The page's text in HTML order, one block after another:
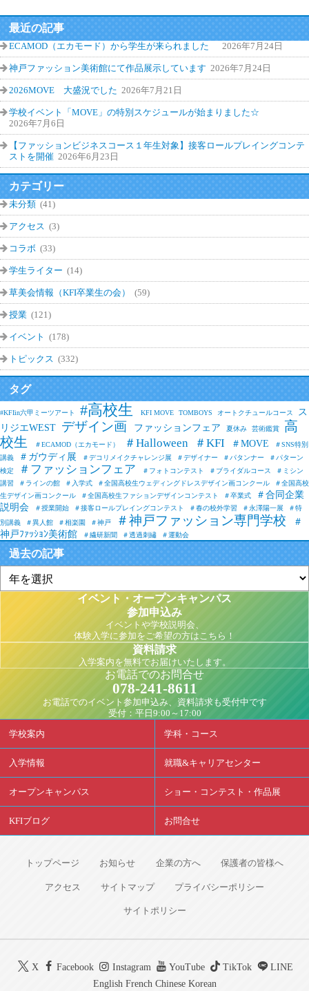
最近の記事
ECAMOD（エカモード）から学生が来られました 2026年7月24日
神戸ファッション美術館にて作品展示しています 2026年7月24日
2026MOVE 大盛況でした 2026年7月21日
学校イベント「MOVE」の特別スケジュールが始まりました☆
2026年7月6日
【ファッションビジネスコース１年生対象】接客ロールプレイングコンテ
ストを開催 2026年6月23日
カテゴリー
未分類 (41)
アクセス (3)
コラボ (33)
学生ライター (14)
草美会情報（KFI卒業生の会） (59)
授業 (121)
イベント (178)
トピックス (332)
タグ
#KFIin六甲ミーツアート #高校生 KFI MOVE TOMBOYS オートクチュールコース
ス
リジエWEST デザイン画 ファッションフェア 夏休み 芸術鑑賞
高
校生
＃ECAMOD（エカモード） ＃Halloween ＃KFI ＃MOVE
＃SNS特別
講義
＃ガウディ展 ＃デコリメイクチャレンジ展 ＃デザイナー ＃パタンナー
＃パターン
検定
＃ファッションフェア ＃フォトコンテスト ＃ブライダルコース
＃ミシン
講習
＃ラインの館 ＃入学式 ＃全国高校生ウェディングドレスデザイン画コンクール
＃全国高校
生デザイン画コンクール
＃全国高校生ファションデザインコンテスト ＃卒業式
＃合同企業
説明会
＃授業開始 ＃接客ロールプレイングコンテスト ＃春の校外学習 ＃永澤陽一展
＃特
別講義
＃異人館 ＃相楽園 ＃神戸 ＃神戸ファッション専門学校
＃
神戸ﾌｧｯｼｮﾝ美術館
＃繊研新聞 ＃透過刺繡 ＃運動会
過去の記事
イベント・オープンキャンパス
参加申込み
イベントや学校説明会、
体験入学に参加をご希望の方はこちら！
資料請求
入学案内を無料でお届けいたします。
お電話でのお問合せ
078-241-8611
お電話でのイベント参加申込み、資料請求も受付中です
受付：平日9:00～17:00
学校案内 学科・コース
入学情報 就職&キャリアセンター
オープンキャンパス ショー・コンテスト・作品展
KFIブログ お問合せ
トップページ お知らせ 企業の方へ 保護者の皆様へ
アクセス サイトマップ プライバシーポリシー
サイトポリシー
X Facebook Instagram YouTube TikTok
LINE
English French Chinese Korean